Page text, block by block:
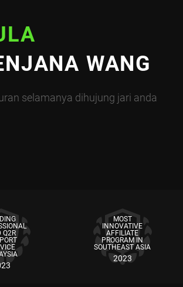
WANG
selamanya dihujung jari anda
Q2R
MOST
INNOVATIVE
AFFILIATE
PROGRAM IN
SOUTHEAST ASIA
2023